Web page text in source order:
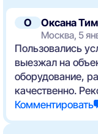
О Оксана
Москва, 5
Пользовались
выезжал на
оборудование,
качественно.
Комментировать